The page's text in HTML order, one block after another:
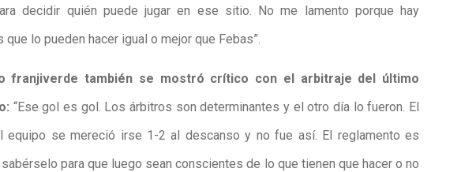
decidir quién puede jugar en ese sitio. No me lamento porque hay
lo pueden hacer igual o mejor que Febas”.
franjiverde también se mostró crítico con el arbitraje del último
“Ese gol es gol. Los árbitros son determinantes y el otro día lo fueron. El
equipo se mereció irse 1-2 al descanso y no fue así. El reglamento es
para que luego sean conscientes de lo que tienen que hacer o no